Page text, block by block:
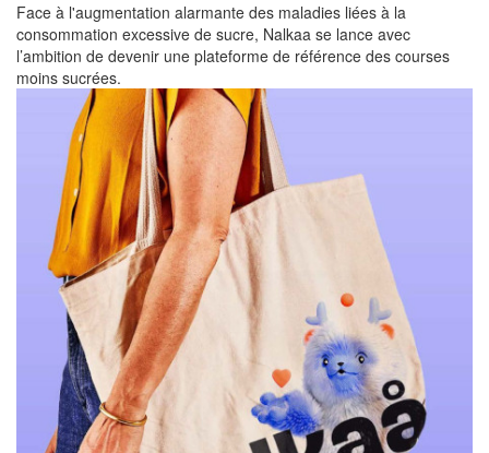
Face à l'augmentation alarmante des maladies liées à la
consommation excessive de sucre, Nalkaa se lance avec
l’ambition de devenir une plateforme de référence des courses
moins sucrées.